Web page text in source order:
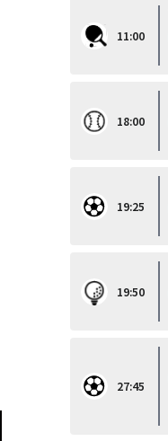
11:00
18:00
19:25
19:50
27:45